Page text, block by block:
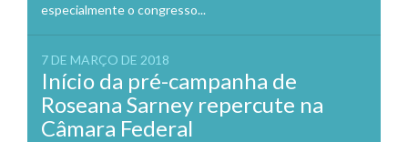
especialmente o congresso...
7 DE MARÇO DE 2018
Início da pré-campanha de
Roseana Sarney repercute na
Câmara Federal